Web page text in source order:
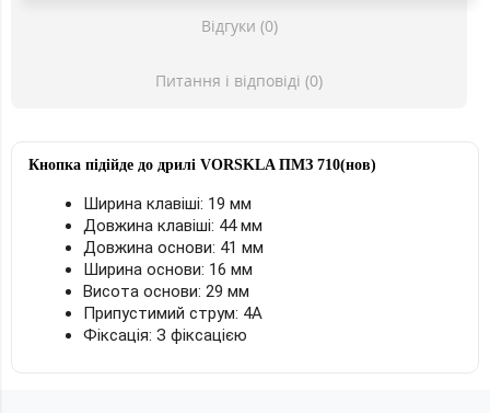
Відгуки (0)
Питання і відповіді (0)
Кнопка підійде до дрилі VORSKLA ПМЗ 710(нов)
Ширина клавіші: 19 мм
Довжина клавіші: 44 мм
Довжина основи: 41 мм
Ширина основи: 16 мм
Висота основи: 29 мм
Припустимий струм: 4А
Фіксація: З фіксацією